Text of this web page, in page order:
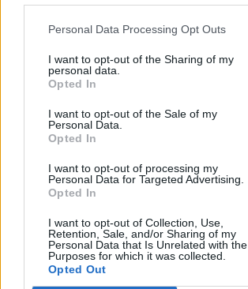
Personal Data Processing Opt Outs
I want to opt-out of the Sharing of my
personal data.
Opted In
I want to opt-out of the Sale of my
Personal Data.
Opted In
I want to opt-out of processing my
Personal Data for Targeted Advertising.
Opted In
I want to opt-out of Collection, Use,
Retention, Sale, and/or Sharing of my
Personal Data that Is Unrelated with the
Purposes for which it was collected.
Opted Out